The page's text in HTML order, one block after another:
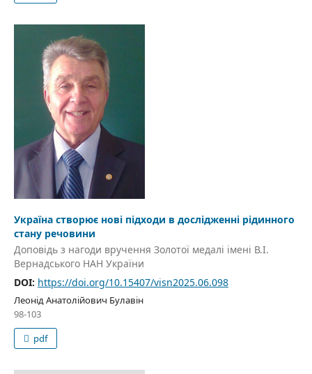
Україна створює нові підходи в дослідженні рідинного
стану речовини
Доповідь з нагоди вручення Золотої медалі імені В.І.
Вернадського НАН України
DOI: https://doi.org/10.15407/visn2025.06.098
Леонід Анатолійович Булавін
98-103
pdf